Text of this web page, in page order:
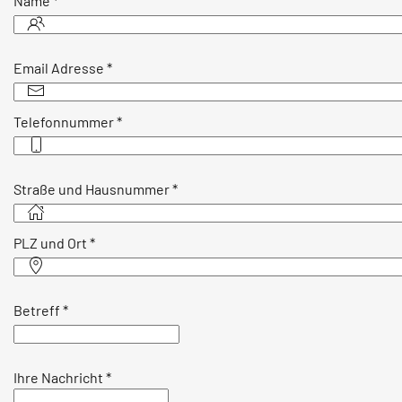
Email Adresse *
Telefonnummer*
Straße und Hausnummer*
PLZ und Ort *
Betreff *
Ihre Nachricht *